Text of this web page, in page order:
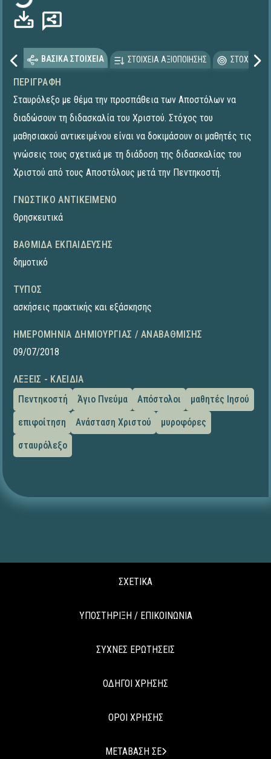
ΒΑΣΙΚΑ ΣΤΟΙΧΕΙΑ ΣΤΟΙΧΕΙΑ ΑΞΙΟΠΟΙΗΣΗΣ
ΠΕΡΙΓΡΑΦΉ
Σταυρόλεξο με θέμα την προσπάθεια των Αποστόλων να
διαδώσουν τη διδασκαλία του Χριστού. Στόχος του
μαθησιακού αντικειμένου είναι να δοκιμάσουν οι μαθητές τις
γνώσεις τους σχετικά με τη διάδοση της διδασκαλίας του
Χριστού από τους Αποστόλους μετά την Πεντηκοστή.
ΓΝΩΣΤΙΚΌ ΑΝΤΙΚΕΊΜΕΝΟ
Θρησκευτικά
ΒΑΘΜΊΔΑ ΕΚΠΑΊΔΕΥΣΗΣ
δημοτικό
ΤΎΠΟΣ
ασκήσεις πρακτικής και εξάσκησης
ΗΜΕΡΟΜΗΝΊΑ ΔΗΜΙΟΥΡΓΊΑΣ / ΑΝΑΒΆΘΜΙΣΗΣ
09/07/2018
ΛΈΞΕΙΣ - ΚΛΕΙΔΙΆ
Πεντηκοστή
Άγιο Πνεύμα Απόστολοι
μαθητές Ιησού
επιφοίτηση
Ανάσταση Χριστού
μυροφόρες
σταυρόλεξο
ΣΧΕΤΙΚΑ
ΥΠΟΣΤΗΡΙΞΗ / ΕΠΙΚΟΙΝΩΝΙΑ
ΣΥΧΝΕΣ ΕΡΩΤΗΣΕΙΣ
ΟΔΗΓΟΙ ΧΡΗΣΗΣ
ΟΡΟΙ ΧΡΗΣΗΣ
ΜΕΤΑΒΑΣΗ ΣΕ